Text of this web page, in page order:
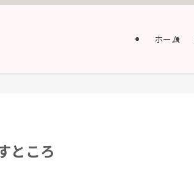
ホーム
ところ